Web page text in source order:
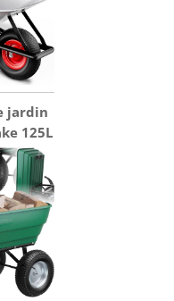
jardin
125L